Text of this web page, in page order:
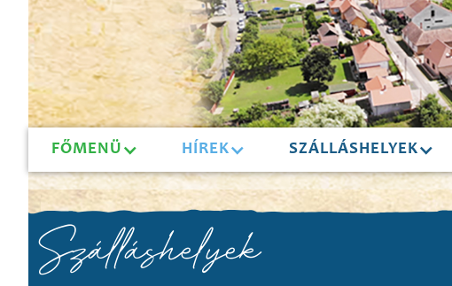
FŐMENÜ HÍREK SZÁLLÁSHELYEK
Szálláshelyek